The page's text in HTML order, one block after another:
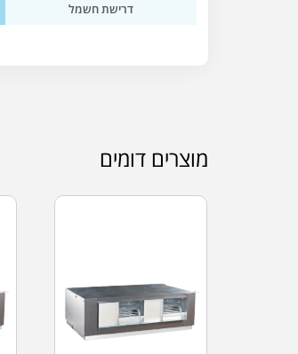
דרישת חשמל
מוצרים דומים